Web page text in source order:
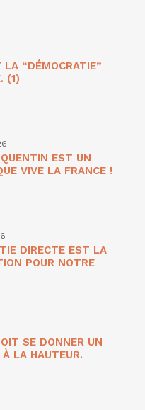
LA “DÉMOCRATIE”
(1)
EST UN
VIVE LA FRANCE !
DIRECTE EST LA
POUR NOTRE
SE DONNER UN
À LA HAUTEUR.